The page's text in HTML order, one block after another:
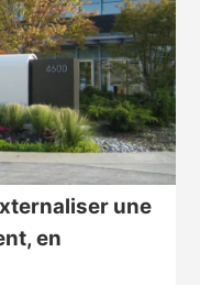
une
en